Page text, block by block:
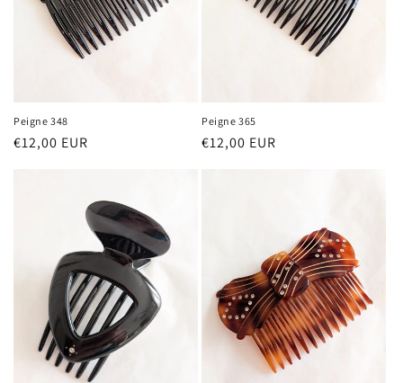
Peigne 348
Prix
€12,00 EUR
Peigne 365
Prix
€12,00 EUR